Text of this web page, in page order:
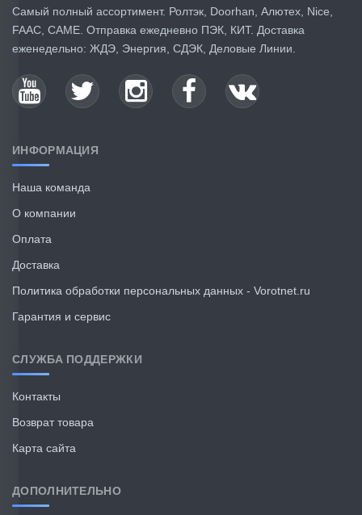
Самый полный ассортимент. Ролтэк, Doorhan, Алютех, Nice,
FAAC, CAME. Отправка ежедневно ПЭК, КИТ. Доставка
еженедельно: ЖДЭ, Энергия, СДЭК, Деловые Линии.
ИНФОРМАЦИЯ
Наша команда
О компании
Оплата
Доставка
Политика обработки персональных данных - Vorotnet.ru
Гарантия и сервис
СЛУЖБА ПОДДЕРЖКИ
Контакты
Возврат товара
Карта сайта
ДОПОЛНИТЕЛЬНО